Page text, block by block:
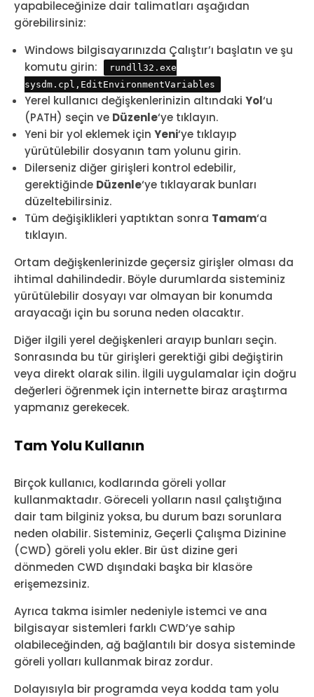
yapabileceğinize dair talimatları aşağıdan
görebilirsiniz:
Windows bilgisayarınızda Çalıştır’ı başlatın ve şu
komutu girin:
rundll32.exe
sysdm.cpl,EditEnvironmentVariables
Yerel kullanıcı değişkenlerinizin altındaki Yol‘u
(PATH) seçin ve Düzenle‘ye tıklayın.
Yeni bir yol eklemek için Yeni‘ye tıklayıp
yürütülebilir dosyanın tam yolunu girin.
Dilerseniz diğer girişleri kontrol edebilir,
gerektiğinde Düzenle‘ye tıklayarak bunları
düzeltebilirsiniz.
Tüm değişiklikleri yaptıktan sonra Tamam‘a
tıklayın.
Ortam değişkenlerinizde geçersiz girişler olması da
ihtimal dahilindedir. Böyle durumlarda sisteminiz
yürütülebilir dosyayı var olmayan bir konumda
arayacağı için bu soruna neden olacaktır.
Diğer ilgili yerel değişkenleri arayıp bunları seçin.
Sonrasında bu tür girişleri gerektiği gibi değiştirin
veya direkt olarak silin. İlgili uygulamalar için doğru
değerleri öğrenmek için internette biraz araştırma
yapmanız gerekecek.
Tam Yolu Kullanın
Birçok kullanıcı, kodlarında göreli yollar
kullanmaktadır. Göreceli yolların nasıl çalıştığına
dair tam bilginiz yoksa, bu durum bazı sorunlara
neden olabilir. Sisteminiz, Geçerli Çalışma Dizinine
(CWD) göreli yolu ekler. Bir üst dizine geri
dönmeden CWD dışındaki başka bir klasöre
erişemezsiniz.
Ayrıca takma isimler nedeniyle istemci ve ana
bilgisayar sistemleri farklı CWD’ye sahip
olabileceğinden, ağ bağlantılı bir dosya sisteminde
göreli yolları kullanmak biraz zordur.
Dolayısıyla bir programda veya kodda tam yolu